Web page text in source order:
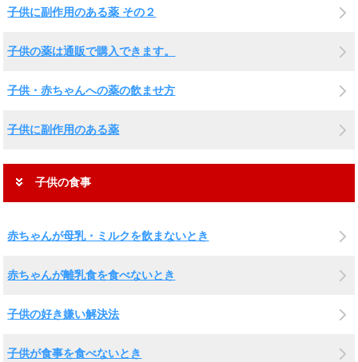
子供に副作用のある薬 その２
子供の薬は通販で購入できます。
子供・赤ちゃんへの薬の飲ませ方
子供に副作用のある薬
子供の食事
赤ちゃんが母乳・ミルクを飲まないとき
赤ちゃんが離乳食を食べないとき
子供の好き嫌い解決法
子供が食事を食べないとき